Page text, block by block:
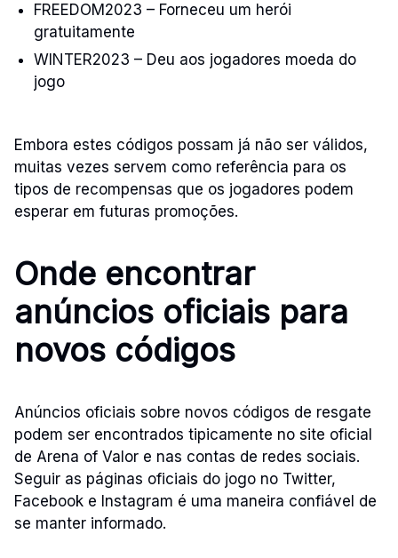
FREEDOM2023 – Forneceu um herói
gratuitamente
WINTER2023 – Deu aos jogadores moeda do
jogo
Embora estes códigos possam já não ser válidos,
muitas vezes servem como referência para os
tipos de recompensas que os jogadores podem
esperar em futuras promoções.
Onde encontrar
anúncios oficiais para
novos códigos
Anúncios oficiais sobre novos códigos de resgate
podem ser encontrados tipicamente no site oficial
de Arena of Valor e nas contas de redes sociais.
Seguir as páginas oficiais do jogo no Twitter,
Facebook e Instagram é uma maneira confiável de
se manter informado.